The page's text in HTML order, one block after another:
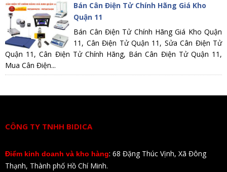
Bán Cân Điện Tử Chính Hãng Giá Kho
Quận 11
Bán Cân Điện Tử Chính Hãng Giá Kho Quận
11, Cân Điện Tử Quận 11, Sửa Cân Điện Tử
Quận 11, Cân Điện Tử Chính Hãng, Bán Cân Điện Tử Quận 11,
Mua Cân Điện...
CÔNG TY TNHH BIDICA
Điểm kinh doanh và kho hàng: 68 Đặng Thúc Vịnh, Xã Đông
Thạnh, Thành phố Hồ Chí Minh.